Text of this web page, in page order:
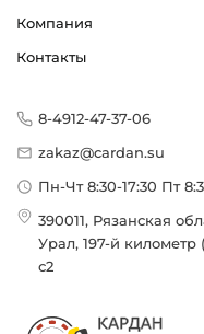
Компания
Контакты
8-4912-47-37-06
zakaz@cardan.su
Пн-Чт 8:30-17:30 Пт
390011, Рязанская
Урал, 197-й
с2